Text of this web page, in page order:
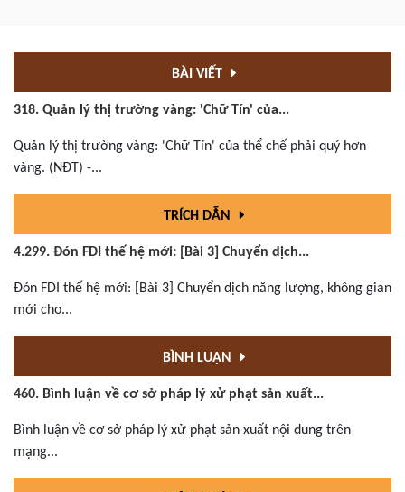
BÀI VIẾT
318. Quản lý thị trường vàng: 'Chữ Tín' của...
Quản lý thị trường vàng: 'Chữ Tín' của thể chế phải quý hơn
vàng. (NĐT) -...
TRÍCH DẪN
4.299. Đón FDI thế hệ mới: [Bài 3] Chuyển dịch...
Đón FDI thế hệ mới: [Bài 3] Chuyển dịch năng lượng, không gian
mới cho...
BÌNH LUẬN
460. Bình luận về cơ sở pháp lý xử phạt sản xuất...
Bình luận về cơ sở pháp lý xử phạt sản xuất nội dung trên
mạng...